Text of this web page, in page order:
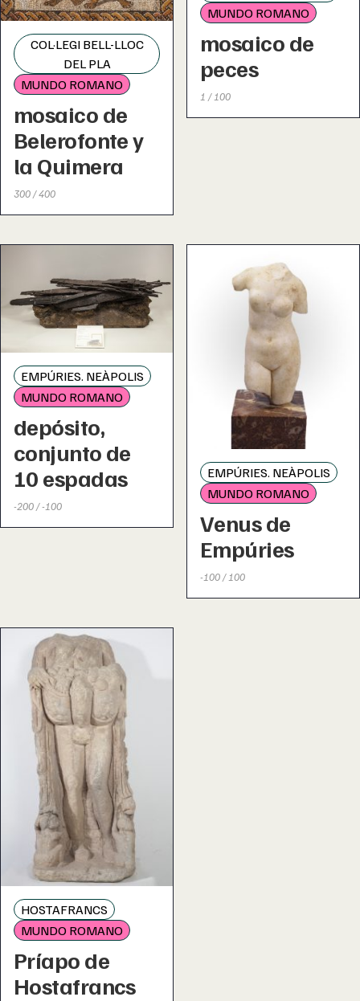
COL·LEGI BELL-LLOC
DEL PLA
MUNDO ROMANO
mosaico de
Belerofonte y
la Quimera
300 / 400
MUNDO ROMANO
mosaico de
peces
1 / 100
EMPÚRIES. NEÀPOLIS
MUNDO ROMANO
depósito,
conjunto de
10 espadas
-200 / -100
EMPÚRIES. NEÀPOLIS
MUNDO ROMANO
Venus de
Empúries
-100 / 100
HOSTAFRANCS
MUNDO ROMANO
Príapo de
Hostafrancs